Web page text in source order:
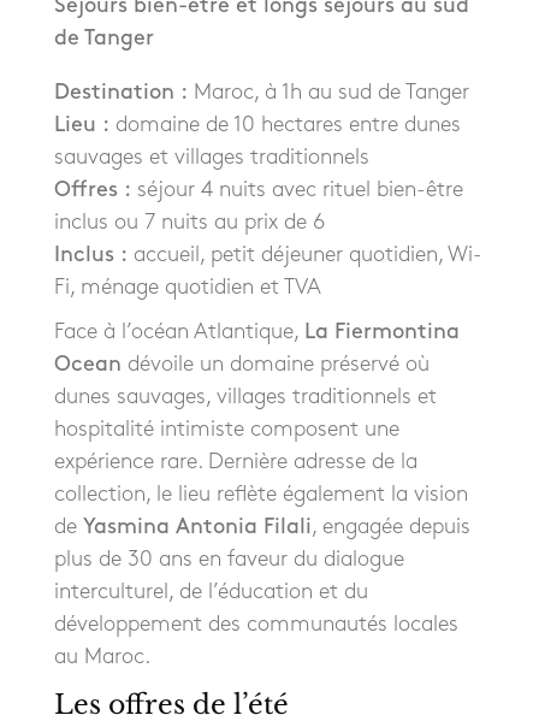
Séjours bien-être et longs séjours au sud
de Tanger
Destination : Maroc, à 1h au sud de Tanger
Lieu : domaine de 10 hectares entre dunes
sauvages et villages traditionnels
Offres : séjour 4 nuits avec rituel bien-être
inclus ou 7 nuits au prix de 6
Inclus : accueil, petit déjeuner quotidien, Wi-
Fi, ménage quotidien et TVA
Face à l’océan Atlantique, La Fiermontina
Ocean dévoile un domaine préservé où
dunes sauvages, villages traditionnels et
hospitalité intimiste composent une
expérience rare. Dernière adresse de la
collection, le lieu reflète également la vision
de Yasmina Antonia Filali, engagée depuis
plus de 30 ans en faveur du dialogue
interculturel, de l’éducation et du
développement des communautés locales
au Maroc.
Les offres de l’été